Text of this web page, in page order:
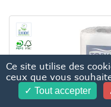
Ce site utilise des
ceux que vous
Tout accepter